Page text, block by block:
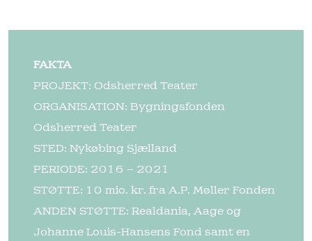
FAKTA
PROJEKT: Odsherred Teater
ORGANISATION: Bygningsfonden
Odsherred Teater
STED: Nykøbing Sjælland
PERIODE: 2016 – 2021
STØTTE: 10 mio. kr. fra A.P. Møller Fonden
ANDEN STØTTE: Realdania, Aage og
Johanne Louis-Hansens Fond samt en